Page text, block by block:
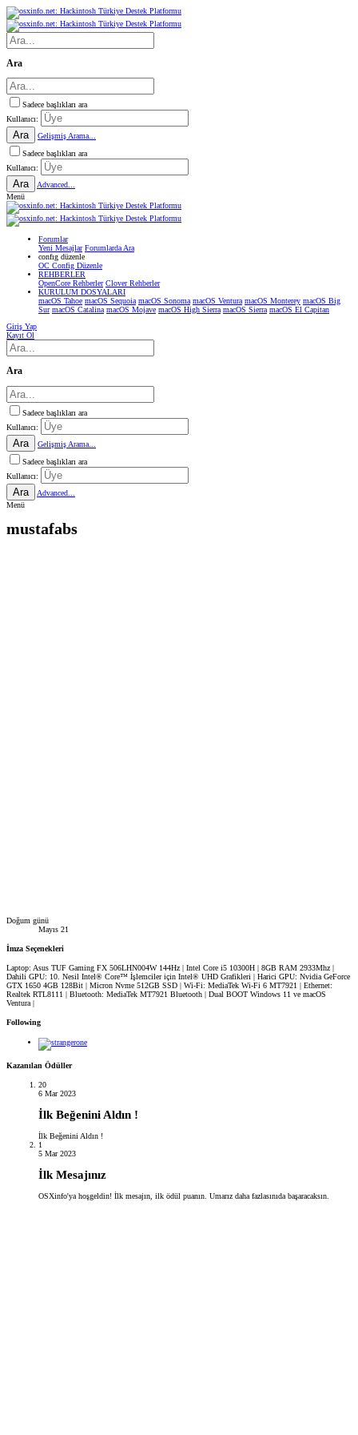
Ara
Sadece başlıkları ara
Kullanıcı:
Ara
Gelişmiş Arama...
Sadece başlıkları ara
Kullanıcı:
Ara
Advanced...
Menü
Forumlar
Yeni Mesajlar Forumlarda Ara
confıg düzenle
OC Config Düzenle
REHBERLER
OpenCore Rehberler Clover Rehberler
KURULUM DOSYALARI
macOS Tahoe macOS Sequoia macOS Sonoma macOS Ventura macOS Monterey macOS Big
Sur macOS Catalina macOS Mojave macOS High Sierra macOS Sierra macOS El Capitan
Giriş Yap
Kayıt Ol
Ara
Sadece başlıkları ara
Kullanıcı:
Ara
Gelişmiş Arama...
Sadece başlıkları ara
Kullanıcı:
Ara
Advanced...
Menü
mustafabs
Doğum günü
Mayıs 21
İmza Seçenekleri
Laptop: Asus TUF Gaming FX 506LHN004W 144Hz | Intel Core i5 10300H | 8GB RAM 2933Mhz |
Dahili GPU: 10. Nesil Intel® Core™ İşlemciler için Intel® UHD Grafikleri | Harici GPU: Nvidia GeForce
GTX 1650 4GB 128Bit | Micron Nvme 512GB SSD | Wi-Fi: MediaTek Wi-Fi 6 MT7921 | Ethernet:
Realtek RTL8111 | Bluetooth: MediaTek MT7921 Bluetooth | Dual BOOT Windows 11 ve macOS
Ventura |
Following
Kazanılan Ödüller
20
6 Mar 2023
İlk Beğenini Aldın !
İlk Beğenini Aldın !
1
5 Mar 2023
İlk Mesajınız
OSXinfo'ya hoşgeldin! İlk mesajın, ilk ödül puanın. Umarız daha fazlasınıda başaracaksın.